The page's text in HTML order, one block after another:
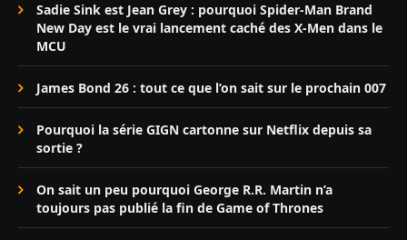
Sadie Sink est Jean Grey : pourquoi Spider-Man Brand
New Day est le vrai lancement caché des X-Men dans le
MCU
James Bond 26 : tout ce que l’on sait sur le prochain 007
Pourquoi la série GIGN cartonne sur Netflix depuis sa
sortie ?
On sait un peu pourquoi George R.R. Martin n’a
toujours pas publié la fin de Game of Thrones